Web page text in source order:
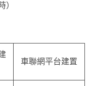
）
車聯網平台建置